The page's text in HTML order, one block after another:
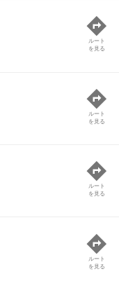
ルート
を見る
ルート
を見る
ルート
を見る
ルート
を見る